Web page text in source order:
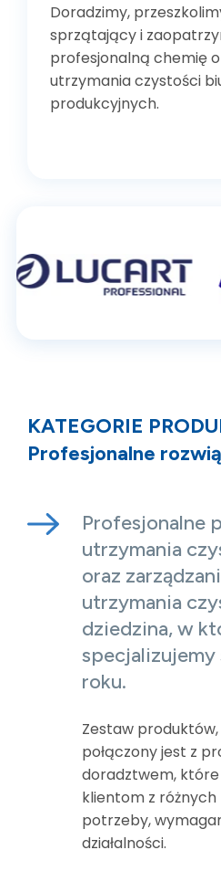
Doradzimy,
sprzątający i
profesjonalną chemię
utrzymania czystości
produkcyjnych.
KATEGORIE
Profesjonalne
Profesjonalne
utrzymania
oraz
utrzymania
dziedzina, w
specjalizujemy
roku.
Zestaw
połączony jest z
doradztwem,
klientom z różnych
potrzeby,
działalności.